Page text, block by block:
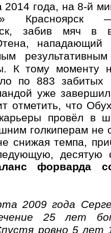
2014 года, на 8-й
Красноярск
забив мяч в
нападающий
К тому моменту
по 883 забитых
уже
отметить, что
провёл в
голкиперам не
снижая темпа,
форварда
2009 года
25 лет
ровно 5 лет